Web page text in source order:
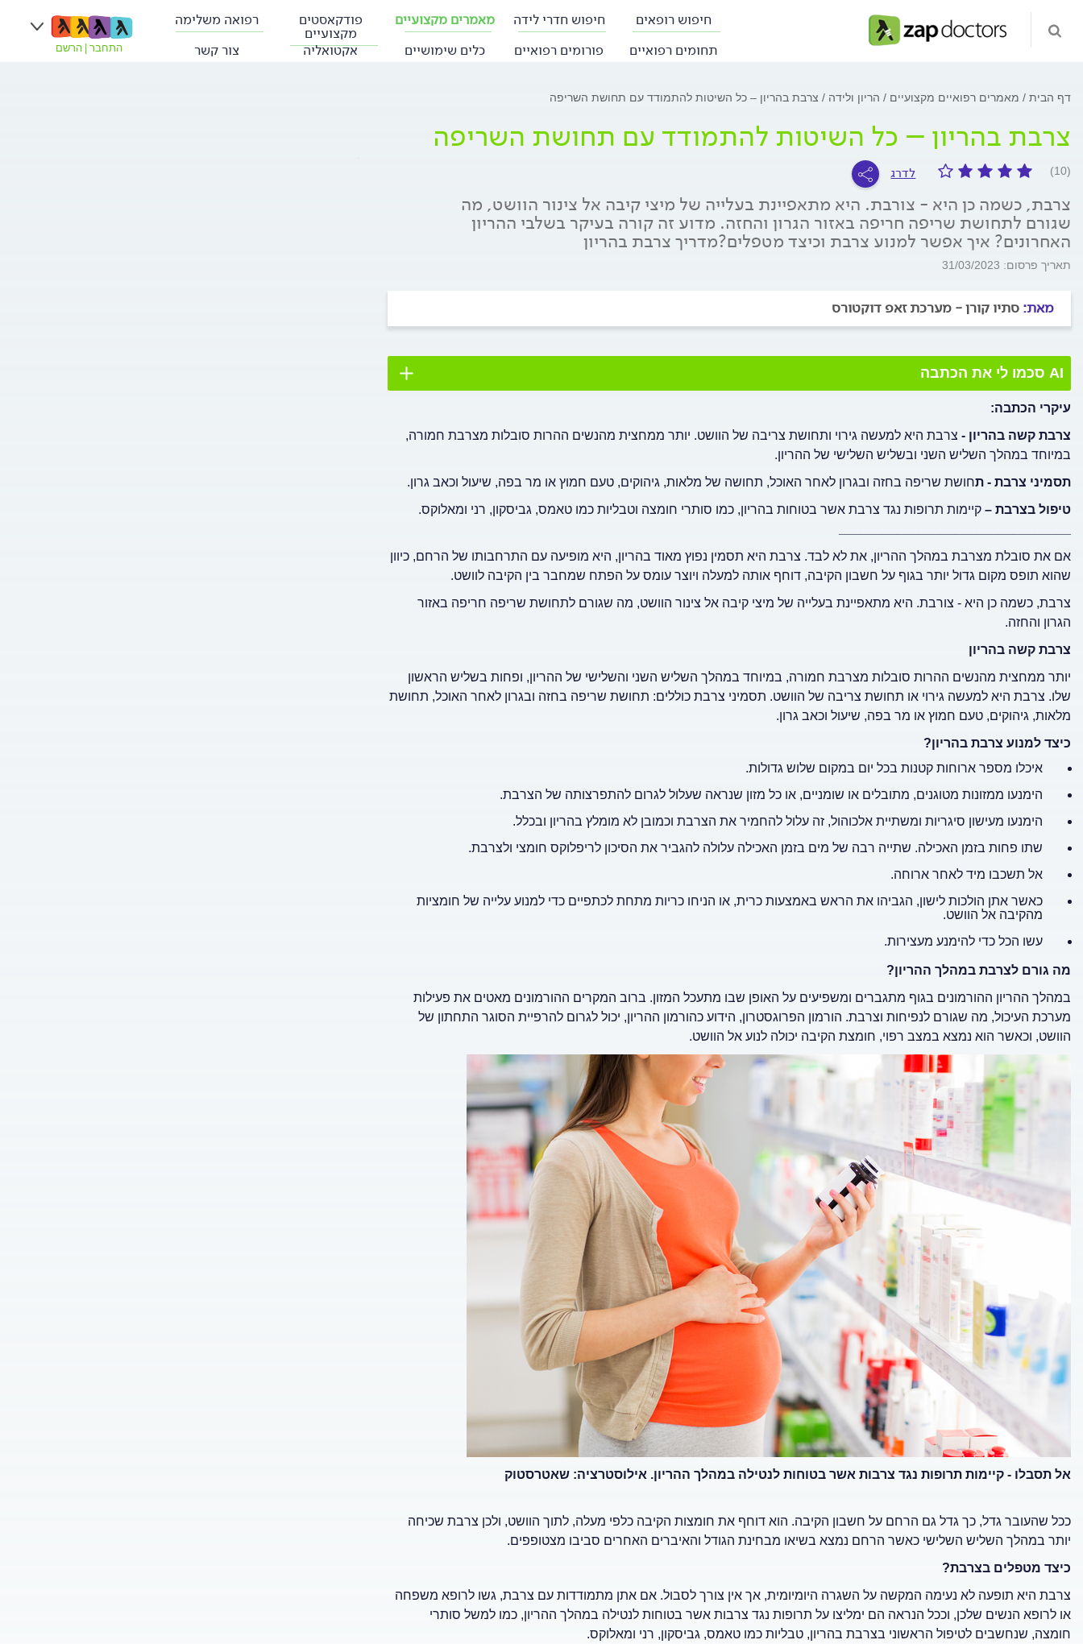
חיפוש רופאים חיפוש חדרי לידה מאמרים מקצועיים פודקאסטים
מקצועיים
רפואה משלימה
תחומים רפואיים
פורומים רפואיים כלים שימושיים אקטואליה צור קשר התחבר הרשם
דף הבית מאמרים רפואיים מקצועיים הריון ולידה צרבת בהריון – כל השיטות להתמודד עם תחושת השריפה
צרבת בהריון – כל השיטות להתמודד עם תחושת השריפה
(10) לדרג
צרבת, כשמה כן היא - צורבת. היא מתאפיינת בעלייה של מיצי קיבה אל צינור הוושט, מה
שגורם לתחושת שריפה חריפה באזור הגרון והחזה. מדוע זה קורה בעיקר בשלבי ההריון
האחרונים? איך אפשר למנוע צרבת וכיצד מטפלים?מדריך צרבת בהריון
תאריך פרסום: 31/03/2023
מאת: סתיו קורן - מערכת זאפ דוקטורס
AI סכמו לי את הכתבה
עיקרי הכתבה:
צרבת קשה בהריון - צרבת היא למעשה גירוי ותחושת צריבה של הוושט. יותר ממחצית מהנשים ההרות סובלות מצרבת חמורה,
במיוחד במהלך השליש השני ובשליש השלישי של ההריון.
תסמיני צרבת - תחושת שריפה בחזה ובגרון לאחר האוכל, תחושה של מלאות, גיהוקים, טעם חמוץ או מר בפה, שיעול וכאב גרון.
טיפול בצרבת – קיימות תרופות נגד צרבת אשר בטוחות בהריון, כמו סותרי חומצה וטבליות כמו טאמס, גביסקון, רני ומאלוקס.
אם את סובלת מצרבת במהלך ההריון, את לא לבד. צרבת היא תסמין נפוץ מאוד בהריון, היא מופיעה עם התרחבותו של הרחם, כיוון
שהוא תופס מקום גדול יותר בגוף על חשבון הקיבה, דוחף אותה למעלה ויוצר עומס על הפתח שמחבר בין הקיבה לוושט.
צרבת, כשמה כן היא - צורבת. היא מתאפיינת בעלייה של מיצי קיבה אל צינור הוושט, מה שגורם לתחושת שריפה חריפה באזור
הגרון והחזה.
צרבת קשה בהריון
יותר ממחצית מהנשים ההרות סובלות מצרבת חמורה, במיוחד במהלך השליש השני והשלישי של ההריון, ופחות בשליש הראשון
שלו. צרבת היא למעשה גירוי או תחושת צריבה של הוושט. תסמיני צרבת כוללים: תחושת שריפה בחזה ובגרון לאחר האוכל, תחושת
מלאות, גיהוקים, טעם חמוץ או מר בפה, שיעול וכאב גרון.
כיצד למנוע צרבת בהריון?
איכלו מספר ארוחות קטנות בכל יום במקום שלוש גדולות.
הימנעו ממזונות מטוגנים, מתובלים או שומניים, או כל מזון שנראה שעלול לגרום להתפרצותה של הצרבת.
הימנעו מעישון סיגריות ומשתיית אלכוהול, זה עלול להחמיר את הצרבת וכמובן לא מומלץ בהריון ובכלל.
שתו פחות בזמן האכילה. שתייה רבה של מים בזמן האכילה עלולה להגביר את הסיכון לריפלוקס חומצי ולצרבת.
אל תשכבו מיד לאחר ארוחה.
כאשר אתן הולכות לישון, הגביהו את הראש באמצעות כרית, או הניחו כריות מתחת לכתפיים כדי למנוע עלייה של חומציות
מהקיבה אל הוושט.
עשו הכל כדי להימנע מעצירות.
מה גורם לצרבת במהלך ההריון?
במהלך ההריון ההורמונים בגוף מתגברים ומשפיעים על האופן שבו מתעכל המזון. ברוב המקרים ההורמונים מאטים את פעילות
מערכת העיכול, מה שגורם לנפיחות וצרבת. הורמון הפרוגסטרון, הידוע כהורמון ההריון, יכול לגרום להרפיית הסוגר התחתון של
הוושט, וכאשר הוא נמצא במצב רפוי, חומצת הקיבה יכולה לנוע אל הוושט.
אל תסבלו - קיימות תרופות נגד צרבות אשר בטוחות לנטילה במהלך ההריון. אילוסטרציה: שאטרסטוק
ככל שהעובר גדל, כך גדל גם הרחם על חשבון הקיבה. הוא דוחף את חומצות הקיבה כלפי מעלה, לתוך הוושט, ולכן צרבת שכיחה
יותר במהלך השליש השלישי כאשר הרחם נמצא בשיאו מבחינת הגודל והאיברים האחרים סביבו מצטופפים.
כיצד מטפלים בצרבת?
צרבת היא תופעה לא נעימה המקשה על השגרה היומיומית, אך אין צורך לסבול. אם אתן מתמודדות עם צרבת, גשו לרופא משפחה
או לרופא הנשים שלכן, וככל הנראה הם ימליצו על תרופות נגד צרבות אשר בטוחות לנטילה במהלך ההריון, כמו למשל סותרי
חומצה, שנחשבים לטיפול הראשוני בצרבת בהריון, טבליות כמו טאמס, גביסקון, רני ומאלוקס.